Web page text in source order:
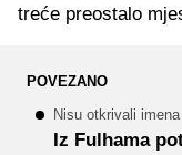
treće preostalo
POVEZANO
Nisu otkrivali imena
Iz Fulhama